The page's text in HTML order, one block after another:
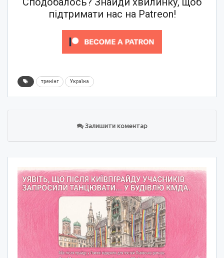
підтримати нас на Patreon!
тренінг Україна
Залишити коментар